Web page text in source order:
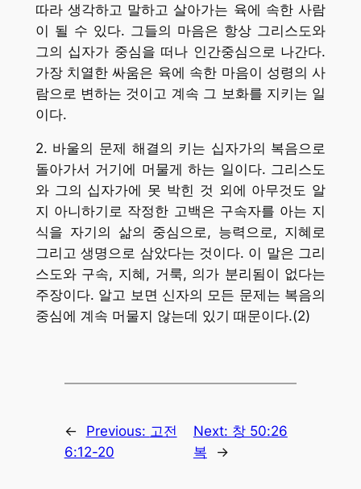
따라 생각하고 말하고 살아가는 육에 속한 사람
이 될 수 있다. 그들의 마음은 항상 그리스도와
그의 십자가 중심을 떠나 인간중심으로 나간다.
가장 치열한 싸움은 육에 속한 마음이 성령의 사
람으로 변하는 것이고 계속 그 보화를 지키는 일
이다.
2. 바울의 문제 해결의 키는 십자가의 복음으로
돌아가서 거기에 머물게 하는 일이다. 그리스도
와 그의 십자가에 못 박힌 것 외에 아무것도 알
지 아니하기로 작정한 고백은 구속자를 아는 지
식을 자기의 삶의 중심으로, 능력으로, 지혜로
그리고 생명으로 삼았다는 것이다. 이 말은 그리
스도와 구속, 지혜, 거룩, 의가 분리됨이 없다는
주장이다. 알고 보면 신자의 모든 문제는 복음의
중심에 계속 머물지 않는데 있기 때문이다.(2)
← Previous: 고전
6:12-20
Next: 창 50:26
복
→